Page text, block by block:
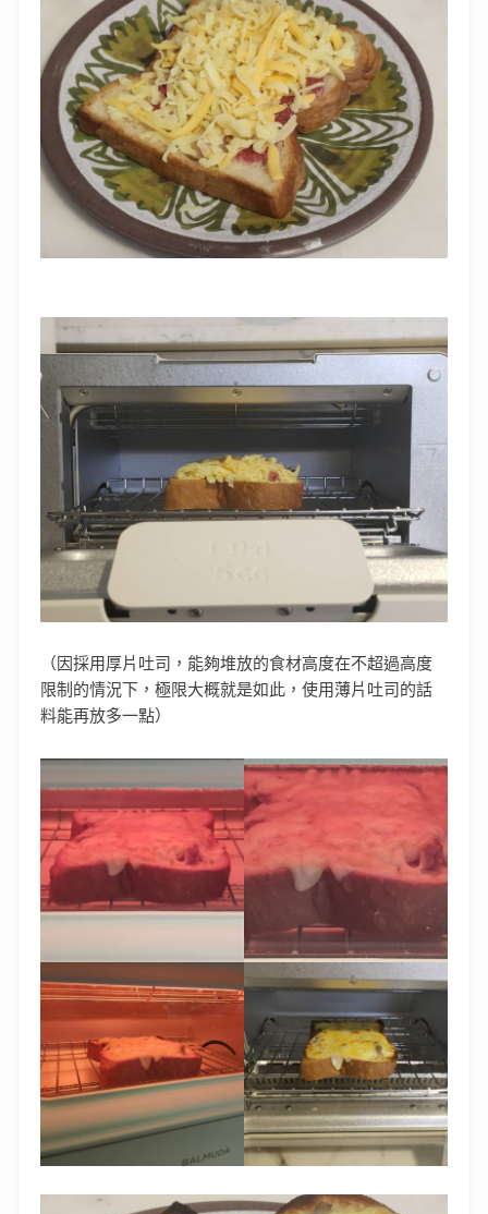
（因採用厚片吐司，能夠堆放的食材高度在不超過高度
限制的情況下，極限大概就是如此，使用薄片吐司的話
料能再放多一點）